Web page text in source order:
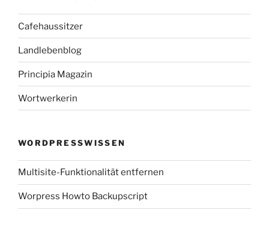
Cafehaussitzer
Landlebenblog
Principia Magazin
Wortwerkerin
WORDPRESSWISSEN
Multisite-Funktionalität entfernen
Worpress Howto Backupscript